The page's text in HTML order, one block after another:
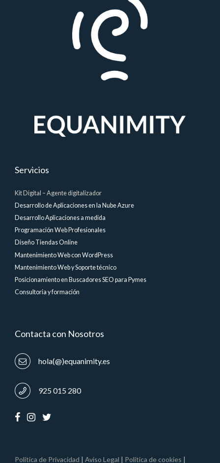
Servicios
Kit Digital – Agente digitalizador
Desarrollo de Aplicaciones en la Nube Azure
Desarrollo Aplicaciones a medida
Programación Web Profesionales
Diseño Tiendas Online
Mantenimiento Web con WordPress
Mantenimiento Web y Soporte técnico
Posicionamiento en Buscadores SEO para Pymes
Consultoria y formación
Contacta con Nosotros
hola(@)equanimity.es
925 015 280
Política de Privacidad | Aviso Legal | Política de cookies |